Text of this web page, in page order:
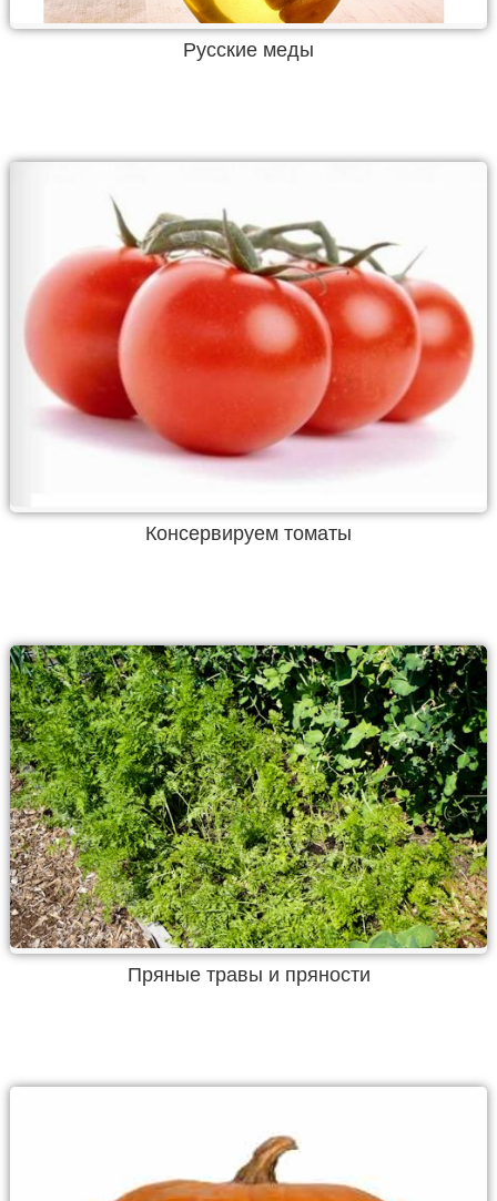
Русские меды
Консервируем томаты
Пряные травы и пряности